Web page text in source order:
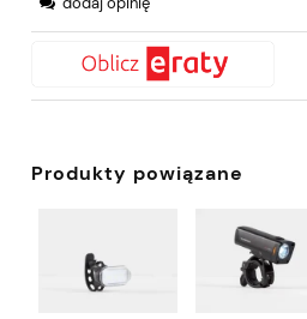
Produkty powiązane